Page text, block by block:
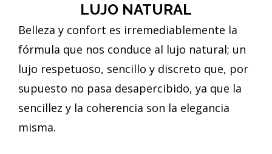
LUJO NATURAL
Belleza y confort es irremediablemente la
fórmula que nos conduce al lujo natural; un
lujo respetuoso, sencillo y discreto que, por
supuesto no pasa desapercibido, ya que la
sencillez y la coherencia son la elegancia
misma.